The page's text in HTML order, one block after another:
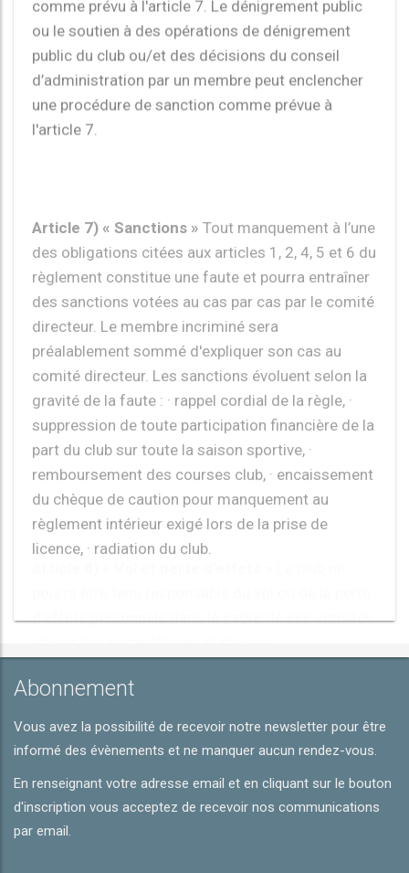
public du club ou/et des décisions du conseil
d’administration par un membre peut enclencher
une procédure de sanction comme prévue à
l'article 7.
Article 7) « Sanctions »
directeur. Le membre incriminé sera
préalablement sommé d'expliquer son cas au
comité directeur. Les sanctions évoluent selon la
gravité de la faute : · rappel cordial de la règle, ·
suppression de toute participation financière de la
part du club sur toute la saison sportive, ·
remboursement des courses club, · encaissement
du chèque de caution pour manquement au
règlement intérieur exigé lors de la prise de
licence, · radiation du club.
Article 8) « Vol et perte d’effets »Le club ne
pourra être tenu responsable du vol ou de la perte
d’effets personnels dans le cadre de ses activités
Abonnement
Vous avez la possibilité de recevoir notre newsletter pour être
informé des évènements et ne manquer aucun rendez-vous.
En renseignant votre adresse email et en cliquant sur le bouton
d'inscription vous acceptez de recevoir nos communications
par email.